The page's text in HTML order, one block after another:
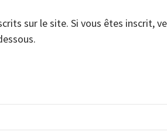
sur le site. Si vous êtes inscrit,